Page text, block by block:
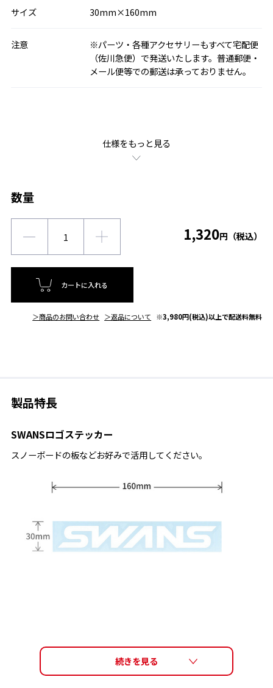
サイズ 30mm×160mm
注意
※パーツ・各種アクセサリーもすべて宅配便
（佐川急便）で発送いたします。普通郵便・
メール便等での郵送は承っておりません。
仕様をもっと見る
数量
1,320円（税込）
カートに入れる
＞商品のお問い合わせ ＞返品について ※3,980円(税込)以上で配送料無料
製品特長
SWANSロゴステッカー
スノーボードの板などお好みで活用してください。